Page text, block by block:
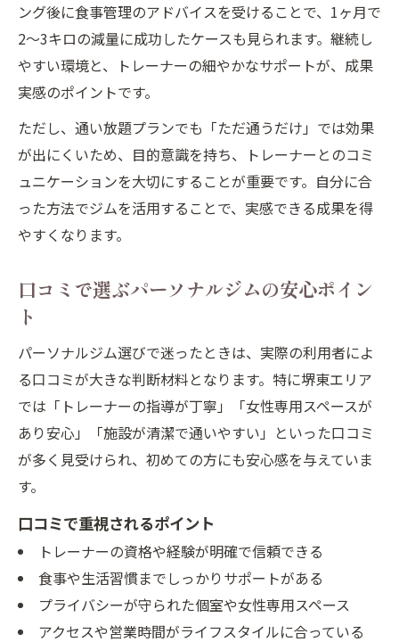
ング後に食事管理のアドバイスを受けることで、1ヶ月で
2〜3キロの減量に成功したケースも見られます。継続し
やすい環境と、トレーナーの細やかなサポートが、成果
実感のポイントです。
ただし、通い放題プランでも「ただ通うだけ」では効果
が出にくいため、目的意識を持ち、トレーナーとのコミ
ュニケーションを大切にすることが重要です。自分に合
った方法でジムを活用することで、実感できる成果を得
やすくなります。
口コミで選ぶパーソナルジムの安心ポイン
ト
パーソナルジム選びで迷ったときは、実際の利用者によ
る口コミが大きな判断材料となります。特に堺東エリア
では「トレーナーの指導が丁寧」「女性専用スペースが
あり安心」「施設が清潔で通いやすい」といった口コミ
が多く見受けられ、初めての方にも安心感を与えていま
す。
口コミで重視されるポイント
トレーナーの資格や経験が明確で信頼できる
食事や生活習慣までしっかりサポートがある
プライバシーが守られた個室や女性専用スペース
アクセスや営業時間がライフスタイルに合っている